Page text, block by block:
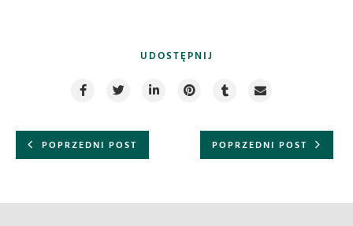
UDOSTĘPNIJ
POPRZEDNI POST POPRZEDNI POST